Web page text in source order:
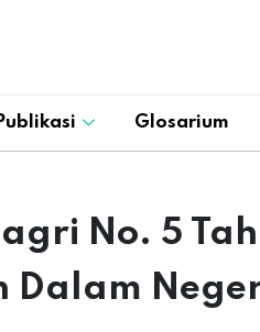
Glosarium
No. 5
Dalam